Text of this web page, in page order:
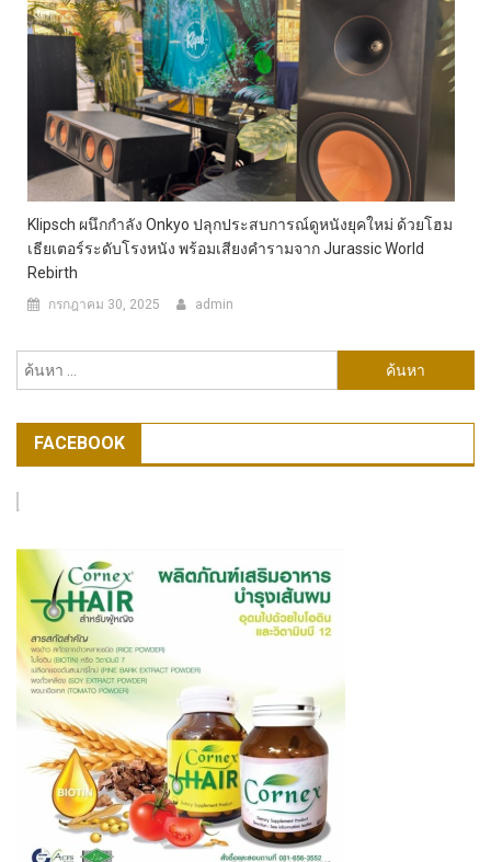
Klipsch ผนึกกำลัง Onkyo ปลุกประสบการณ์ดูหนังยุคใหม่ ด้วยโฮม
เธียเตอร์ระดับโรงหนัง พร้อมเสียงคำรามจาก Jurassic World
Rebirth
กรกฎาคม 30, 2025 admin
สำหรับ:
FACEBOOK